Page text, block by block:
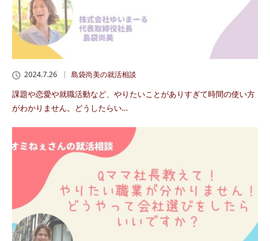
2024.7.26 島袋尚美の就活相談
課題や恋愛や就職活動など、やりたいことがありすぎて時間の使い方
がわかりません。どうしたらい…